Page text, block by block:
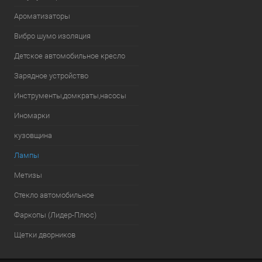
Ароматизаторы
Вибро шумо изоляция
Детское автомобильное кресло
Зарядное устройство
Инструменты,домкраты,насосы
Иномарки
кузовщина
Лампы
Метизы
Стекло автомобильное
Фаркопы (Лидер-Плюс)
Щетки дворников